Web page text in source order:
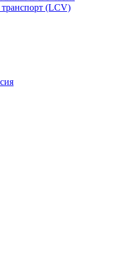
(LCV)